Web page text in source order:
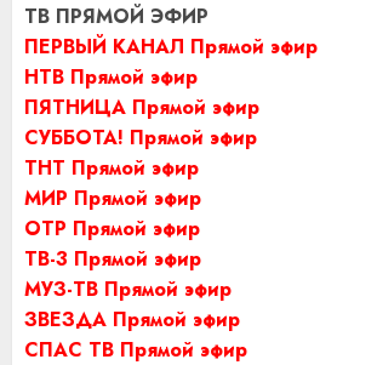
ТВ ПРЯМОЙ ЭФИР
ПЕРВЫЙ КАНАЛ Прямой эфир
НТВ Прямой эфир
ПЯТНИЦА Прямой эфир
СУББОТА! Прямой эфир
ТНТ Прямой эфир
МИР Прямой эфир
ОТР Прямой эфир
ТВ-3 Прямой эфир
МУЗ-ТВ Прямой эфир
ЗВЕЗДА Прямой эфир
СПАС ТВ Прямой эфир